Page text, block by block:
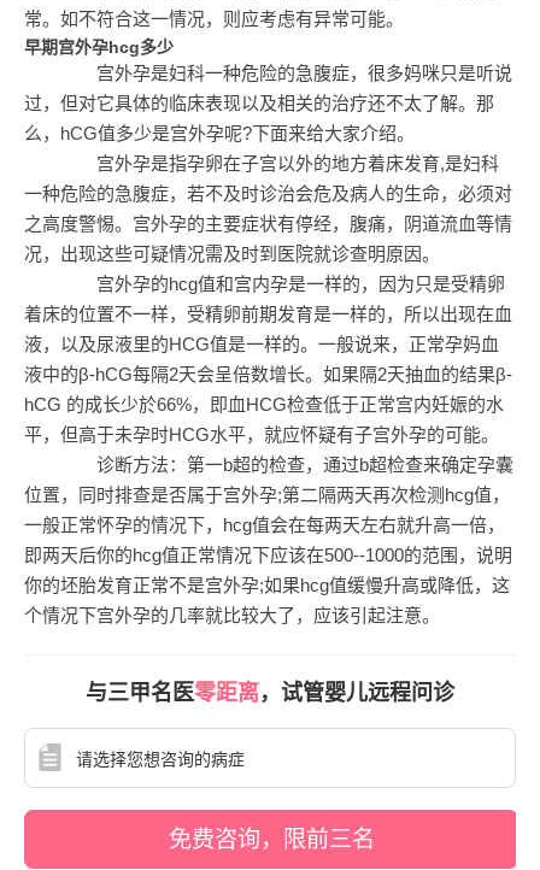
常。如不符合这一情况，则应考虑有异常可能。
早期宫外孕hcg多少
宫外孕是妇科一种危险的急腹症，很多妈咪只是听说
过，但对它具体的临床表现以及相关的治疗还不太了解。那
么，hCG值多少是宫外孕呢?下面来给大家介绍。
宫外孕是指孕卵在子宫以外的地方着床发育,是妇科
一种危险的急腹症，若不及时诊治会危及病人的生命，必须对
之高度警惕。宫外孕的主要症状有停经，腹痛，阴道流血等情
况，出现这些可疑情况需及时到医院就诊查明原因。
宫外孕的hcg值和宫内孕是一样的，因为只是受精卵
着床的位置不一样，受精卵前期发育是一样的，所以出现在血
液，以及尿液里的HCG值是一样的。一般说来，正常孕妈血
液中的β-hCG每隔2天会呈倍数增长。如果隔2天抽血的结果β-
hCG 的成长少於66%，即血HCG检查低于正常宫内妊娠的水
平，但高于未孕时HCG水平，就应怀疑有子宫外孕的可能。
诊断方法：第一b超的检查，通过b超检查来确定孕囊
位置，同时排查是否属于宫外孕;第二隔两天再次检测hcg值，
一般正常怀孕的情况下，hcg值会在每两天左右就升高一倍，
即两天后你的hcg值正常情况下应该在500--1000的范围，说明
你的坯胎发育正常不是宫外孕;如果hcg值缓慢升高或降低，这
个情况下宫外孕的几率就比较大了，应该引起注意。
与三甲名医零距离 ，试管婴儿远程问诊
免费咨询，限前三名